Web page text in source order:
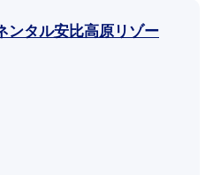
ンタル安比高原リゾー